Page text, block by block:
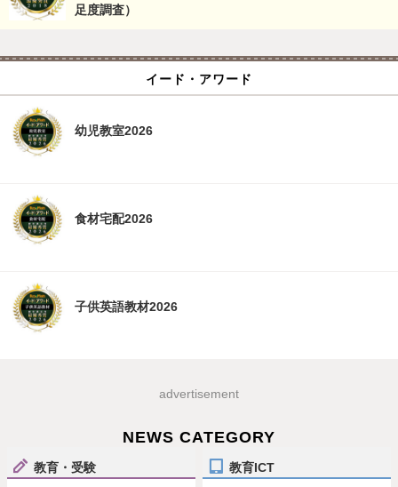
足度調査）
イード・アワード
幼児教室2026
食材宅配2026
子供英語教材2026
advertisement
NEWS CATEGORY
教育・受験 教育ICT